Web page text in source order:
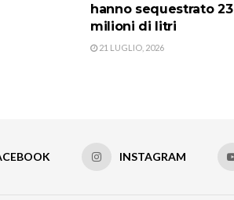
hanno sequestrato 23
milioni di litri
21 LUGLIO, 2026
INSTAGRAM